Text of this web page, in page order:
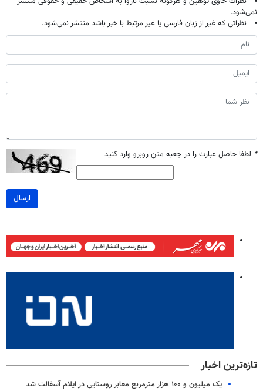
نمی‌شود.
نظراتی که غیر از زبان فارسی یا غیر مرتبط با خبر باشد منتشر نمی‌شود.
* لطفا حاصل عبارت را در جعبه متن روبرو وارد کنید
ارسال
تازه‌ترین اخبار
یک میلیون و ۱۰۰ هزار مترمربع معابر روستایی در ایلام آسفالت شد